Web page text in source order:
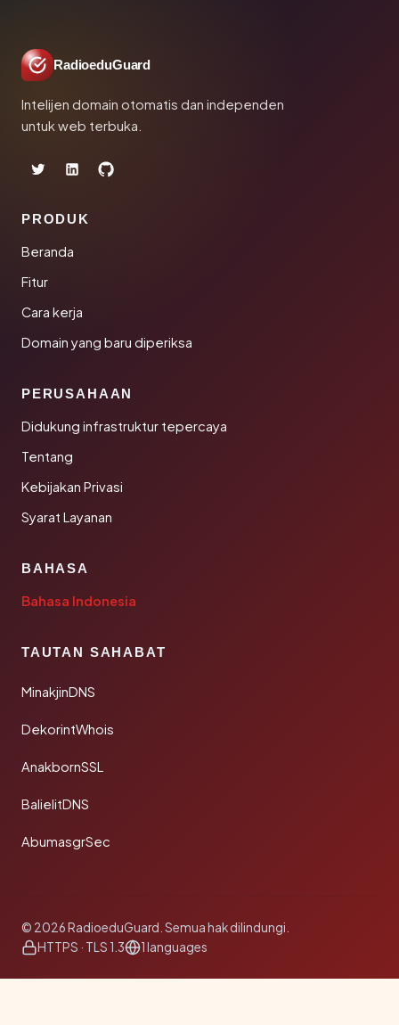
RadioeduGuard
Intelijen domain otomatis dan independen
untuk web terbuka.
PRODUK
Beranda
Fitur
Cara kerja
Domain yang baru diperiksa
PERUSAHAAN
Didukung infrastruktur tepercaya
Tentang
Kebijakan Privasi
Syarat Layanan
BAHASA
Bahasa Indonesia
TAUTAN SAHABAT
MinakjinDNS
DekorintWhois
AnakbornSSL
BalielitDNS
AbumasgrSec
© 2026 RadioeduGuard. Semua hak dilindungi.
HTTPS · TLS 1.3
1 languages